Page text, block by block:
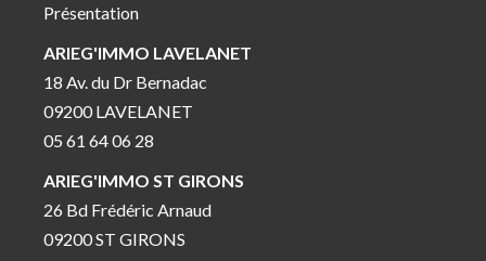
Présentation
ARIEG'IMMO LAVELANET
18 Av. du Dr Bernadac
09200 LAVELANET
05 61 64 06 28
ARIEG'IMMO ST GIRONS
26 Bd Frédéric Arnaud
09200 ST GIRONS